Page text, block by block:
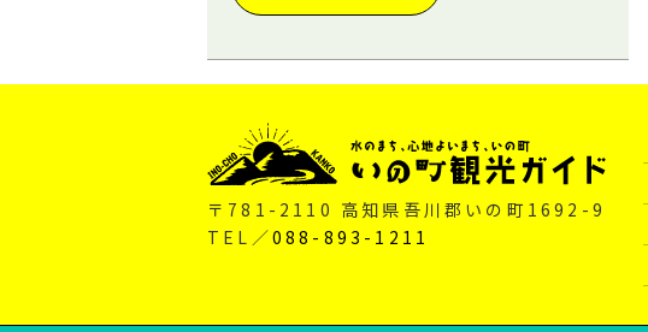
〒781-2110 高知県吾川郡いの町1692-9
TEL／088-893-1211